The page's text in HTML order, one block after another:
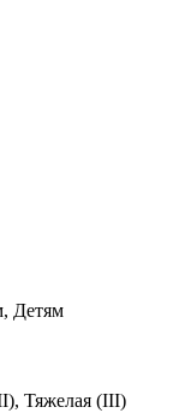
Детям
Тяжелая (III)